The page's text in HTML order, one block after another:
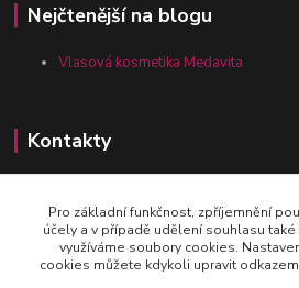
Nejčtenější na blogu
Vlasová kosmetika Medavita
Kontakty
Zákaznická linka vlasy-24.cz
+420 777 164 090
Pro základní funkčnost, zpříjemnění
účely a v případě udělení souhlasu
využíváme soubory cookies.
cookies můžete kdykoli upravit